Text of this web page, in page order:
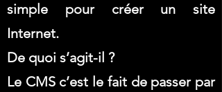
simple pour créer un site
Internet.
De quoi s’agit-il ?
Le CMS c’est le fait de passer par